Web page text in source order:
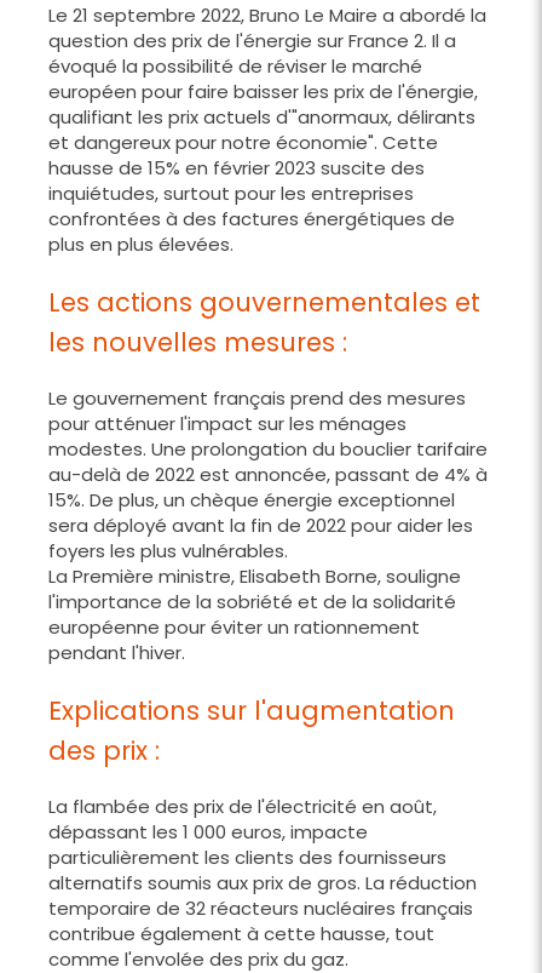
Le 21 septembre 2022, Bruno Le Maire a abordé la
question des prix de l'énergie sur France 2. Il a
évoqué la possibilité de réviser le marché
européen pour faire baisser les prix de l'énergie,
qualifiant les prix actuels d'"anormaux, délirants
et dangereux pour notre économie". Cette
hausse de 15% en février 2023 suscite des
inquiétudes, surtout pour les entreprises
confrontées à des factures énergétiques de
plus en plus élevées.
Les actions gouvernementales et
les nouvelles mesures :
Le gouvernement français prend des mesures
pour atténuer l'impact sur les ménages
modestes. Une prolongation du bouclier tarifaire
au-delà de 2022 est annoncée, passant de 4% à
15%. De plus, un chèque énergie exceptionnel
sera déployé avant la fin de 2022 pour aider les
foyers les plus vulnérables.
La Première ministre, Elisabeth Borne, souligne
l'importance de la sobriété et de la solidarité
européenne pour éviter un rationnement
pendant l'hiver.
Explications sur l'augmentation
des prix :
La flambée des prix de l'électricité en août,
dépassant les 1 000 euros, impacte
particulièrement les clients des fournisseurs
alternatifs soumis aux prix de gros. La réduction
temporaire de 32 réacteurs nucléaires français
contribue également à cette hausse, tout
comme l'envolée des prix du gaz.